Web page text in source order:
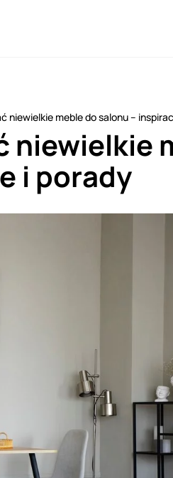
niewielkie meble do salonu –
niewielkie
i porady